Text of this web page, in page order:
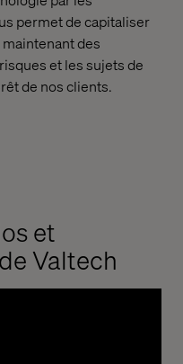
permet de capitaliser
des
et les sujets de
de nos clients.
et
Valtech